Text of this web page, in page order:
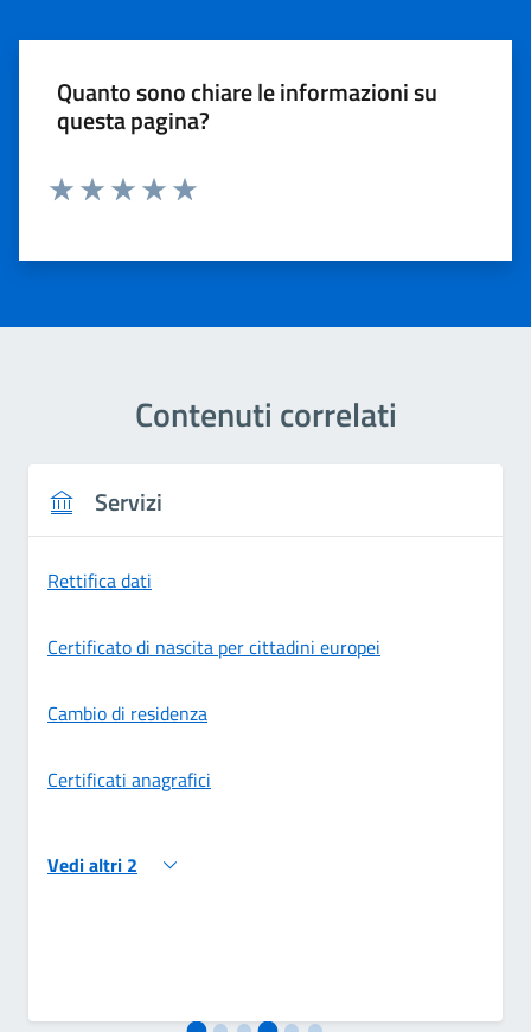
Quanto sono chiare le informazioni su
questa pagina?
Contenuti correlati
Servizi
Rettifica dati
Certificato di nascita per cittadini europei
Cambio di residenza
Certificati anagrafici
Vedi altri 2